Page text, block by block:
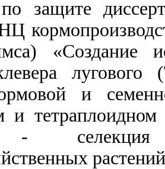
по защите
«Создание
и
и тетраплоидном
- селекция